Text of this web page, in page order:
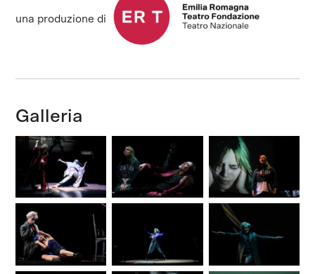
una produzione di
Galleria